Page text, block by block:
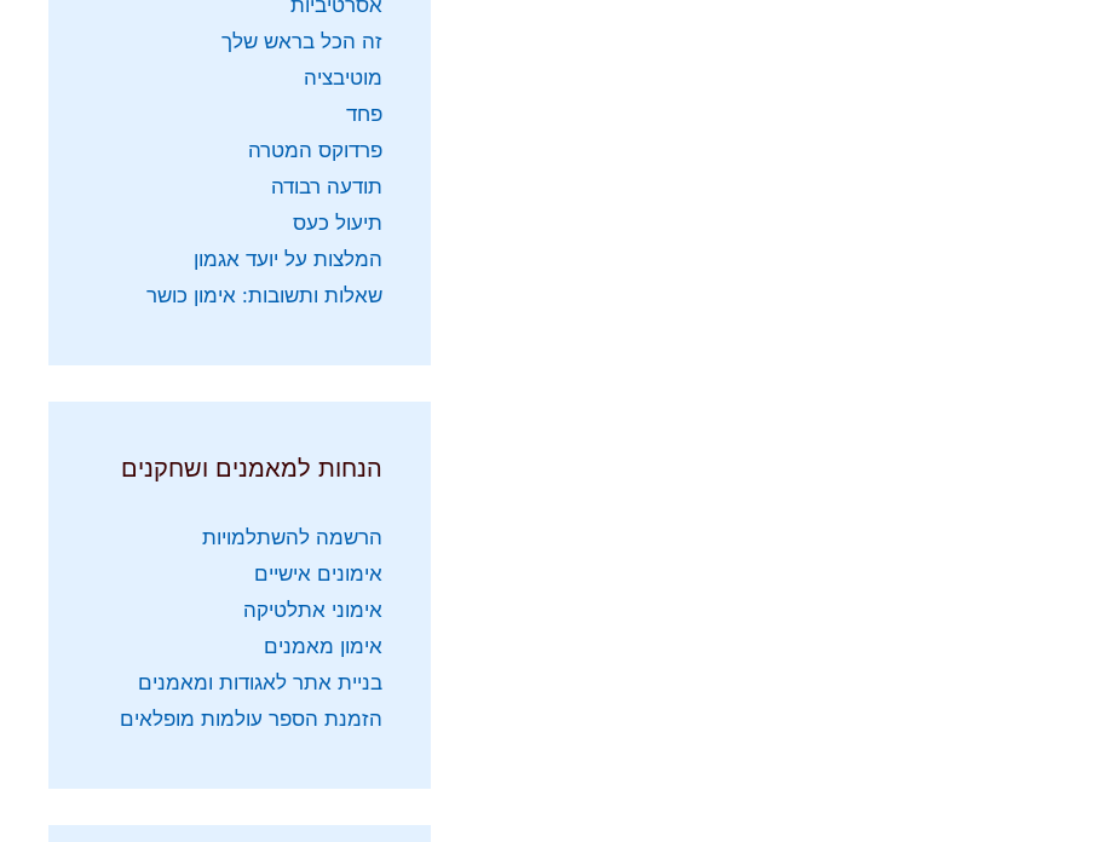
אסרטיביות
זה הכל בראש שלך
מוטיבציה
פחד
פרדוקס המטרה
תודעה רבודה
תיעול כעס
המלצות על יועד אגמון
שאלות ותשובות: אימון כושר
הנחות למאמנים ושחקנים
הרשמה להשתלמויות
אימונים אישיים
אימוני אתלטיקה
אימון מאמנים
בניית אתר לאגודות ומאמנים
הזמנת הספר עולמות מופלאים